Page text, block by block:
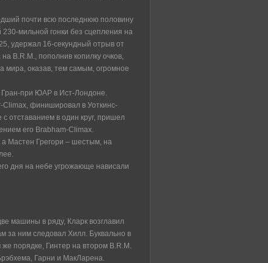
почти всю последнюю половину
230-мильной гонки без сцепления на
удержал 16-секундный отрыв от
B.R.M., пополнив копилку очков,
мира, оказав, тем самым, огромное
Гран-при ЮАР в Ист-Лондоне.
финишировал в Уоткинс-
отставанием в один круг, пришел
его Brabham-Climax.
Мастен Грегори – шестым, на
дня на небе угрожающе нависали
машины в ряду, Кларк возглавил
за ним следовал Хилл. Буквально в
порядке, Гинтер на втором B.R.M.
Гарни и МакЛарена.